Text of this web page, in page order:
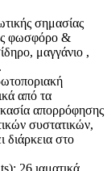
σημασίας
φωσφόρο &
μαγγάνιο ,
από τα
απορρόφησης
συστατικών,
διάρκεια στο
26 ιαματικά